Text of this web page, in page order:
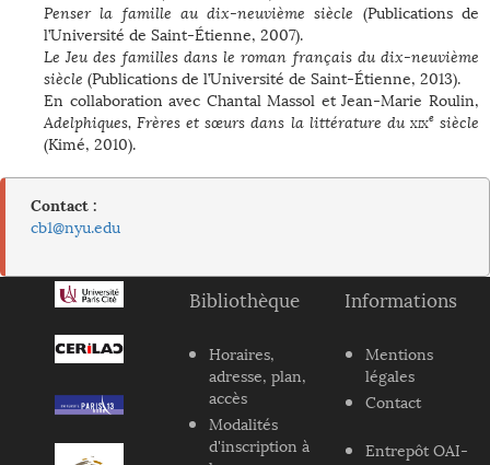
Penser la famille au dix-neuvième siècle (Publications de
l’Université de Saint-Étienne, 2007).
Le Jeu des familles dans le roman français du dix-neuvième
siècle (Publications de l’Université de Saint-Étienne, 2013).
En collaboration avec Chantal Massol et Jean-Marie Roulin,
Adelphiques, Frères et sœurs dans la littérature du xixesiècle
(Kimé, 2010).
Contact :
cb1@nyu.edu
Bibliothèque
Horaires,
adresse, plan,
accès
Modalités
d'inscription à
Informations
Mentions
légales
Contact
Entrepôt OAI-